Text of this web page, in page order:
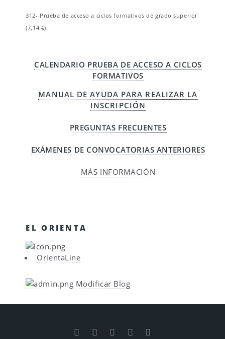
312- Prueba de acceso a ciclos formativos de grado superior
(7,14 €).
CALENDARIO PRUEBA DE ACCESO A CICLOS
FORMATIVOS
MANUAL DE AYUDA PARA REALIZAR LA
INSCRIPCIÓN
PREGUNTAS FRECUENTES
EXÁMENES DE CONVOCATORIAS ANTERIORES
MÁS INFORMACIÓN
EL ORIENTA
OrientaLine
Modificar Blog